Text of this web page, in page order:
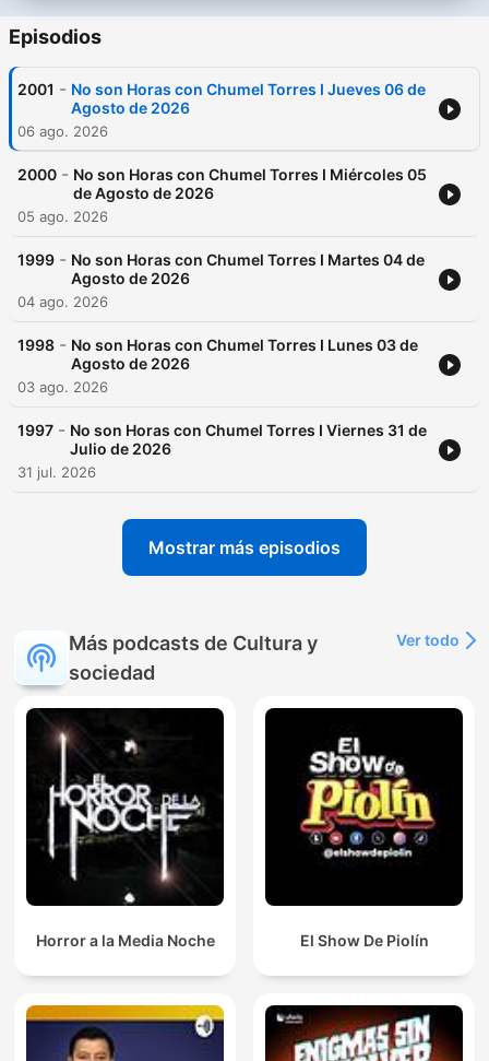
Episodios
2001 - No son Horas con Chumel Torres I Jueves 06 de
Agosto de 2026
06 ago. 2026
2000 - No son Horas con Chumel Torres I Miércoles 05
de Agosto de 2026
05 ago. 2026
1999 - No son Horas con Chumel Torres I Martes 04 de
Agosto de 2026
04 ago. 2026
1998 - No son Horas con Chumel Torres I Lunes 03 de
Agosto de 2026
03 ago. 2026
1997 - No son Horas con Chumel Torres I Viernes 31 de
Julio de 2026
31 jul. 2026
Mostrar más episodios
Más podcasts de Cultura y
sociedad
Ver todo
Horror a la Media Noche El Show De Piolín